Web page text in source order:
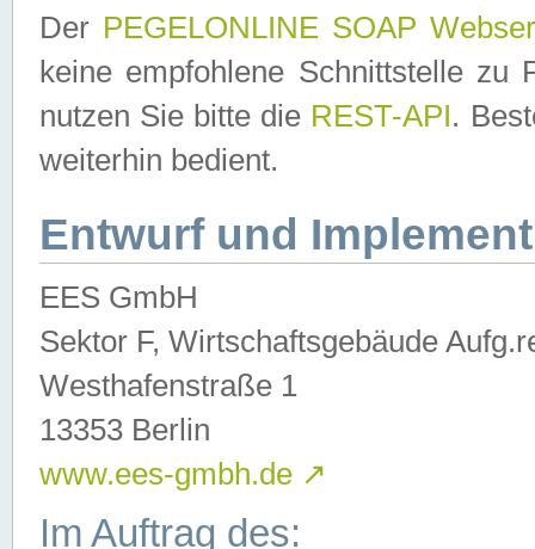
Der PEGELONLINE SOAP
keine empfohlene Schnittstelle zu
nutzen Sie bitte die REST-API.
weiterhin bedient.
Entwurf und
EES GmbH
Sektor F, Wirtschaftsgebäude
Westhafenstraße 1
13353 Berlin
www.ees-gmbh.de ↗
Im Auftrag des: